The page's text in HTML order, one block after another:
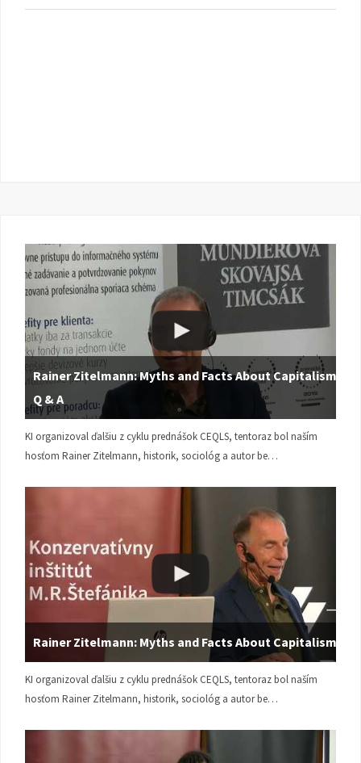
Rainer Zitelmann: Myths and Facts About Capitalism |
Q & A
KI organizoval ďalšiu z cyklu prednášok CEQLS, tentoraz bol naším
hosťom Rainer Zitelmann, historik, sociológ a autor be…
Rainer Zitelmann: Myths and Facts About Capitalism
KI organizoval ďalšiu z cyklu prednášok CEQLS, tentoraz bol naším
hosťom Rainer Zitelmann, historik, sociológ a autor be…